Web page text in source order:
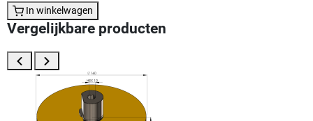
In winkelwagen
Vergelijkbare producten